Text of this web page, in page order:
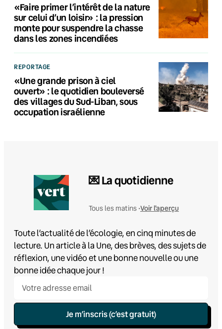
«Faire primer l’intérêt de la nature
sur celui d’un loisir» : la pression
monte pour suspendre la chasse
dans les zones incendiées
REPORTAGE
«Une grande prison à ciel
ouvert» : le quotidien bouleversé
des villages du Sud-Liban, sous
occupation israélienne
💌 La quotidienne
Tous les matins •Voir l'aperçu
Toute l’actualité de l’écologie, en cinq minutes de
lecture. Un article à la Une, des brèves, des sujets de
réflexion, une vidéo et une bonne nouvelle ou une
bonne idée chaque jour !
Je m’inscris (c’est gratuit)